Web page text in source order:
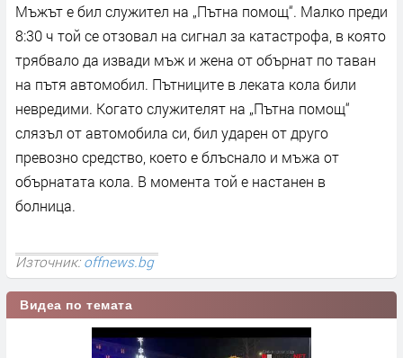
Мъжът е бил служител на „Пътна помощ“. Малко преди
8:30 ч той се отзовал на сигнал за катастрофа, в която
трябвало да извади мъж и жена от обърнат по таван
на пътя автомобил. Пътниците в леката кола били
невредими. Когато служителят на „Пътна помощ“
слязъл от автомобила си, бил ударен от друго
превозно средство, което е блъснало и мъжа от
обърнатата кола. В момента той е настанен в
болница.
Източник:offnews.bg
Видеа по темата